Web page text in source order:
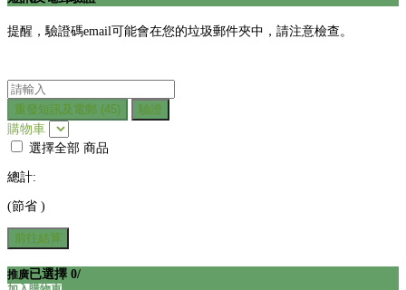
提醒，驗證碼email可能會在您的垃圾郵件夾中，請注意檢查。
重發短訊及電郵 (45)
驗證
購物車
選擇全部 商品
總計:
(節省 )
前往結算
推廣已選擇 0/